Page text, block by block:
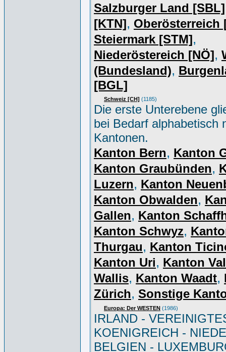
Salzburger Land [SBL]
[KTN], Oberösterreich
Steiermark [STM],
Niederöstereich [NÖ],
(Bundesland),
[BGL]
Schweiz [CH] (1185)
Die erste Unterebene
bei Bedarf alphabetisch
Kantonen.
Kanton Bern, Kanton
Kanton Graubünden,
Luzern, Kanton
Kanton Obwalden,
Gallen, Kanton
Kanton Schwyz,
Thurgau, Kanton
Kanton Uri, Kanton
Wallis, Kanton Waadt,
Zürich, Sonstige
Europa: Der WESTEN (1986)
IRLAND -
KOENIGREICH -
BELGIEN -